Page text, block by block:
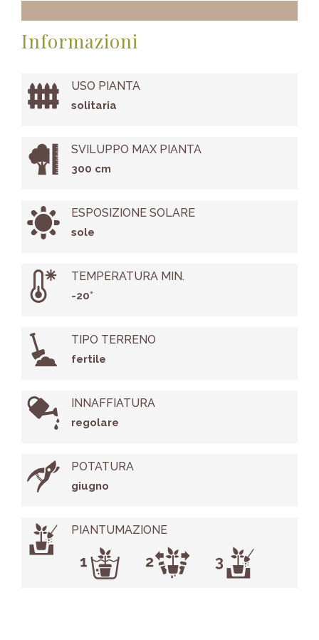
Informazioni
USO PIANTA
solitaria
SVILUPPO MAX PIANTA
300 cm
ESPOSIZIONE SOLARE
sole
TEMPERATURA MIN.
-20°
TIPO TERRENO
fertile
INNAFFIATURA
regolare
POTATURA
giugno
PIANTUMAZIONE